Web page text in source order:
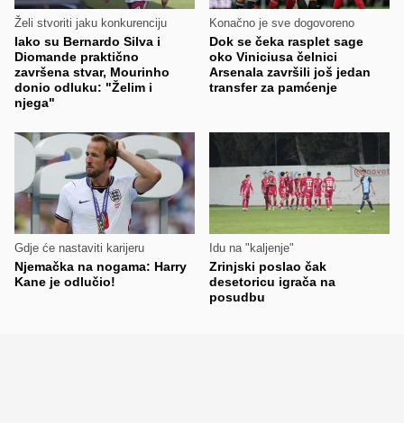
Želi stvoriti jaku konkurenciju
Iako su Bernardo Silva i
Diomande praktično
završena stvar, Mourinho
donio odluku: "Želim i
njega"
Konačno je sve dogovoreno
Dok se čeka rasplet sage
oko Viniciusa čelnici
Arsenala završili još jedan
transfer za pamćenje
Gdje će nastaviti karijeru
Njemačka na nogama: Harry
Kane je odlučio!
Idu na "kaljenje"
Zrinjski poslao čak
desetoricu igrača na
posudbu